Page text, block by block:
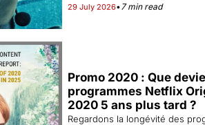
29 July 2026•7 min read
Promo 2020 : Que
programmes Netflix
2020 5 ans plus tard ?
Regardons la longévité des